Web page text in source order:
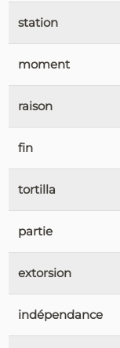
station
moment
raison
fin
tortilla
partie
extorsion
indépendance